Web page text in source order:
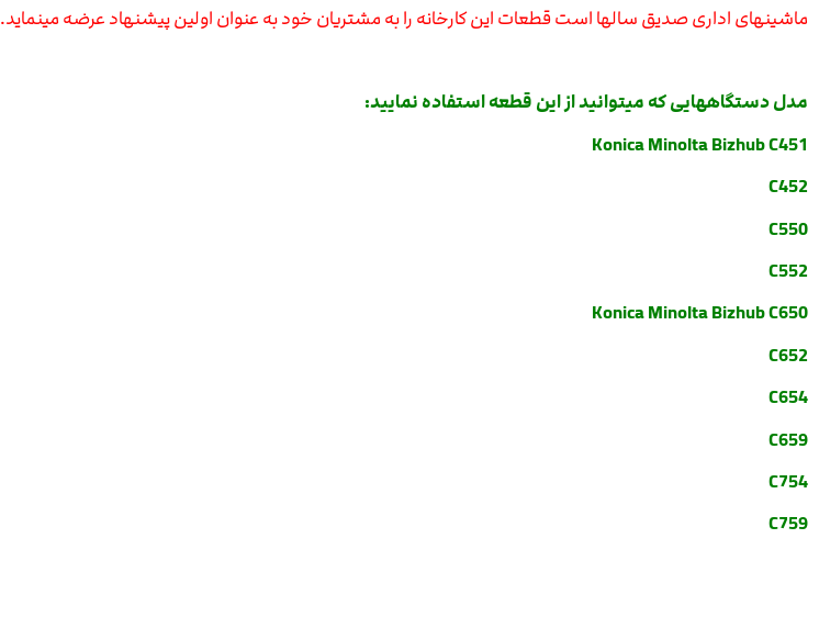
ماشینهای اداری صدیق سالها است قطعات این کارخانه را به مشتریان خود به عنوان اولین پیشنهاد عرضه مینماید.
مدل دستگاههایی که میتوانید از این قطعه استفاده نمایید:
Konica Minolta Bizhub C451
C452
C550
C552
Konica Minolta Bizhub C650
C652
C654
C659
C754
C759